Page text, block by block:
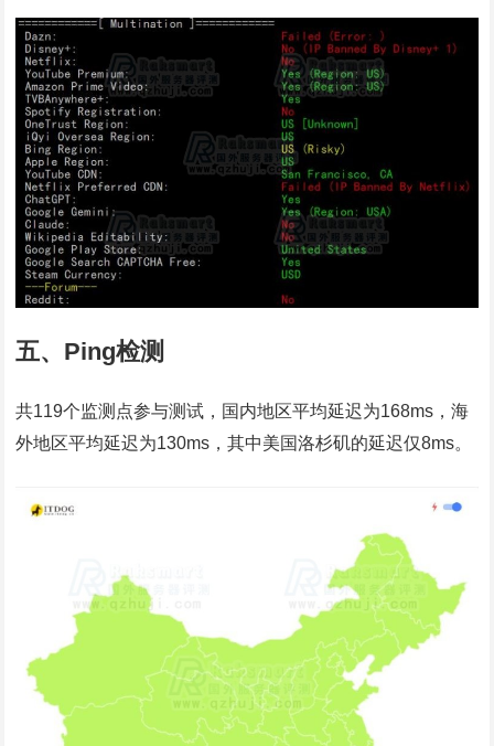
五、Ping检测
共119个监测点参与测试，国内地区平均延迟为168ms，海
外地区平均延迟为130ms，其中美国洛杉矶的延迟仅8ms。